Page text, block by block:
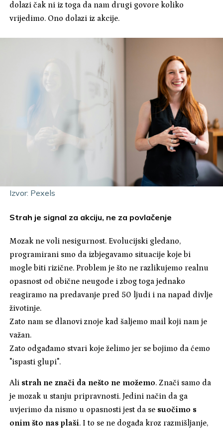
dolazi čak ni iz toga da nam drugi govore koliko
vrijedimo. Ono dolazi iz akcije.
Izvor: Pexels
Strah je signal za akciju, ne za povlačenje
Mozak ne voli nesigurnost. Evolucijski gledano,
programirani smo da izbjegavamo situacije koje bi
mogle biti rizične. Problem je što ne razlikujemo realnu
opasnost od obične neugode i zbog toga jednako
reagiramo na predavanje pred 50 ljudi i na napad divlje
životinje.
Zato nam se dlanovi znoje kad šaljemo mail koji nam je
važan.
Zato odgađamo stvari koje želimo jer se bojimo da ćemo
"ispasti glupi".
Ali strah ne znači da nešto ne možemo. Znači samo da
je mozak u stanju pripravnosti. Jedini način da ga
uvjerimo da nismo u opasnosti jest da se suočimo s
onim što nas plaši. I to se ne događa kroz razmišljanje,